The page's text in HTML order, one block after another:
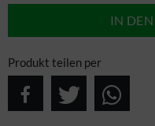
IN DEN
Produkt teilen per